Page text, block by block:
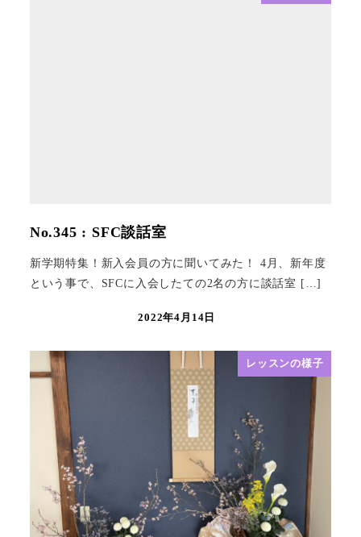
No.345 : SFC談話室
新学期特集！新入会員の方に聞いてみた！ 4月、新年度
という事で、SFCに入会したての2名の方に談話室 […]
2022年4月14日
レッスンの様子